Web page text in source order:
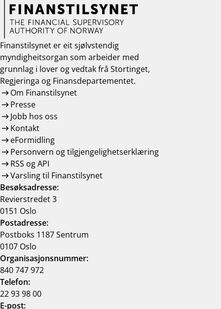
Finanstilsynet er eit sjølvstendig
myndigheitsorgan som arbeider med
grunnlag i lover og vedtak frå Stortinget,
Regjeringa og Finansdepartementet.
Om Finanstilsynet
Presse
Jobb hos oss
Kontakt
eFormidling
Personvern og tilgjengelighetserklæring
RSS og API
Varsling til Finanstilsynet
Besøksadresse:
Revierstredet 3
0151 Oslo
Postadresse:
Postboks 1187 Sentrum
0107 Oslo
Organisasjonsnummer:
840 747 972
Telefon:
22 93 98 00
E-post: